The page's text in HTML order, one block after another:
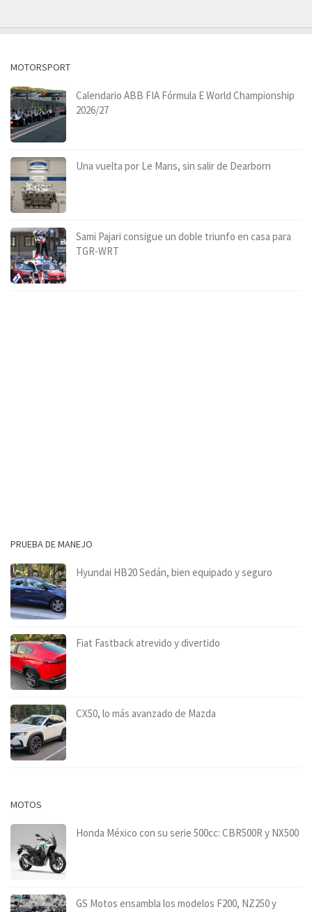
MOTORSPORT
Calendario ABB FIA Fórmula E World Championship
2026/27
Una vuelta por Le Mans, sin salir de Dearborn
Sami Pajari consigue un doble triunfo en casa para
TGR-WRT
PRUEBA DE MANEJO
Hyundai HB20 Sedán, bien equipado y seguro
Fiat Fastback atrevido y divertido
CX50, lo más avanzado de Mazda
MOTOS
Honda México con su serie 500cc: CBR500R y NX500
GS Motos ensambla los modelos F200, NZ250 y